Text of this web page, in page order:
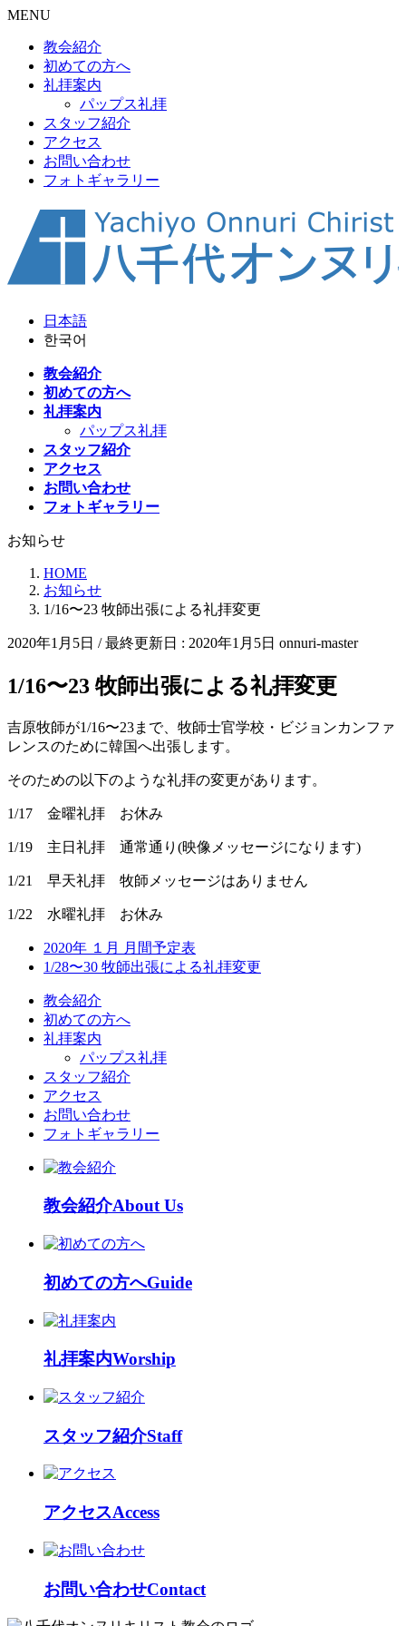
MENU
教会紹介
初めての方へ
礼拝案内
パップス礼拝
スタッフ紹介
アクセス
お問い合わせ
フォトギャラリー
日本語
한국어
教会紹介
初めての方へ
礼拝案内
パップス礼拝
スタッフ紹介
アクセス
お問い合わせ
フォトギャラリー
お知らせ
HOME
お知らせ
1/16〜23 牧師出張による礼拝変更
2020年1月5日 / 最終更新日 : 2020年1月5日 onnuri-master
1/16〜23 牧師出張による礼拝変更
吉原牧師が1/16〜23まで、牧師士官学校・ビジョンカンファ
レンスのために韓国へ出張します。
そのための以下のような礼拝の変更があります。
1/17 金曜礼拝 お休み
1/19 主日礼拝 通常通り(映像メッセージになります)
1/21 早天礼拝 牧師メッセージはありません
1/22 水曜礼拝 お休み
2020年 １月 月間予定表
1/28〜30 牧師出張による礼拝変更
教会紹介
初めての方へ
礼拝案内
パップス礼拝
スタッフ紹介
アクセス
お問い合わせ
フォトギャラリー
教会紹介About Us
初めての方へGuide
礼拝案内Worship
スタッフ紹介Staff
アクセスAccess
お問い合わせContact